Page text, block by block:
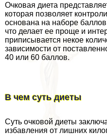
Очковая диета
которая позволяет
основана на наборе
что делает ее проще и
приписывается некое
зависимости от
40 или 60 баллов.
В чем суть диеты
Суть очковой диеты
избавления от лишних